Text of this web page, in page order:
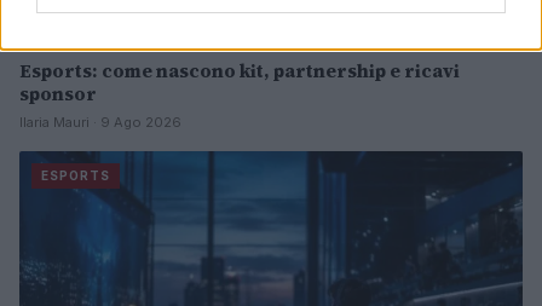
Esports: come nascono kit, partnership e ricavi
sponsor
Ilaria Mauri · 9 Ago 2026
ESPORTS